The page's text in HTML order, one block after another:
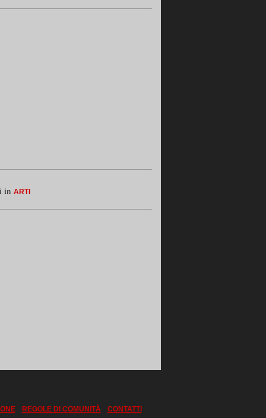
in ARTI
| REGOLE DI COMUNITÀ| CONTATTI|